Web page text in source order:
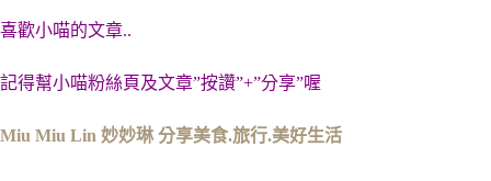
喜歡小喵的文章..
記得幫小喵粉絲頁及文章”按讚”+”分享”喔
Miu Miu Lin 妙妙琳 分享美食.旅行.美好生活